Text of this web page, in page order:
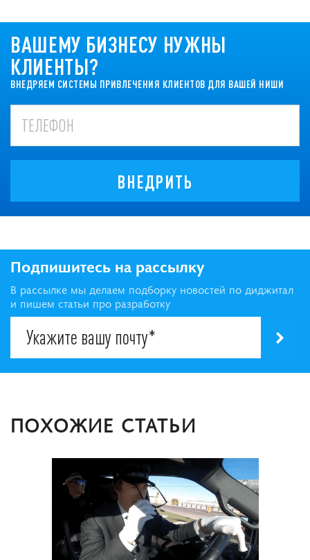
ВАШЕМУ БИЗНЕСУ НУЖНЫ
КЛИЕНТЫ?
ВНЕДРЯЕМ СИСТЕМЫ ПРИВЛЕЧЕНИЯ КЛИЕНТОВ ДЛЯ ВАШЕЙ НИШИ
ВНЕДРИТЬ
Подпишитесь на рассылку
В рассылке мы делаем подборку новостей по диджитал
и пишем статьи про разработку
ПОХОЖИЕ СТАТЬИ